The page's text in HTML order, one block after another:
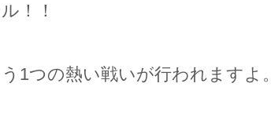
！！
1つの熱い戦いが行われますよ。